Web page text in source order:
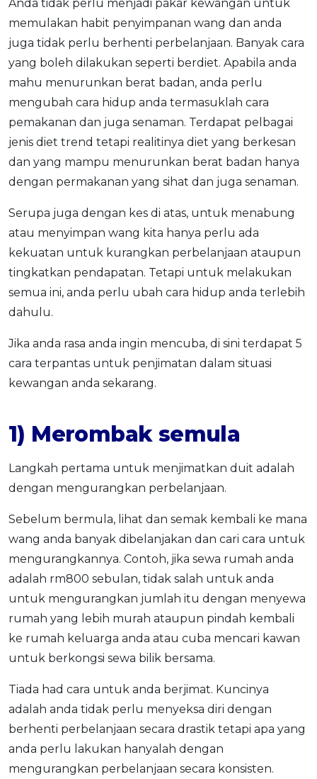
OCBC - Your Gift, Your Choice
Artikel Terkini
Pinjaman Peribadi
Kad
Insurans
Pelaburan
Pengurusan Kewangan
Pinjaman Kereta
RHB Bank Credit Card
Anda tidak perlu menjadi pakar kewangan untuk
memulakan habit penyimpanan wang dan anda
juga tidak perlu berhenti perbelanjaan. Banyak cara
yang boleh dilakukan seperti berdiet. Apabila anda
mahu menurunkan berat badan, anda perlu
mengubah cara hidup anda termasuklah cara
pemakanan dan juga senaman. Terdapat pelbagai
jenis diet trend tetapi realitinya diet yang berkesan
dan yang mampu menurunkan berat badan hanya
dengan permakanan yang sihat dan juga senaman.
Serupa juga dengan kes di atas, untuk menabung
atau menyimpan wang kita hanya perlu ada
kekuatan untuk kurangkan perbelanjaan ataupun
tingkatkan pendapatan. Tetapi untuk melakukan
semua ini, anda perlu ubah cara hidup anda terlebih
dahulu.
Jika anda rasa anda ingin mencuba, di sini terdapat 5
cara terpantas untuk penjimatan dalam situasi
kewangan anda sekarang.
1) Merombak semula
Langkah pertama untuk menjimatkan duit adalah
dengan mengurangkan perbelanjaan.
Sebelum bermula, lihat dan semak kembali ke mana
wang anda banyak dibelanjakan dan cari cara untuk
mengurangkannya. Contoh, jika sewa rumah anda
adalah rm800 sebulan, tidak salah untuk anda
untuk mengurangkan jumlah itu dengan menyewa
rumah yang lebih murah ataupun pindah kembali
ke rumah keluarga anda atau cuba mencari kawan
untuk berkongsi sewa bilik bersama.
Tiada had cara untuk anda berjimat. Kuncinya
adalah anda tidak perlu menyeksa diri dengan
berhenti perbelanjaan secara drastik tetapi apa yang
anda perlu lakukan hanyalah dengan
mengurangkan perbelanjaan secara konsisten.